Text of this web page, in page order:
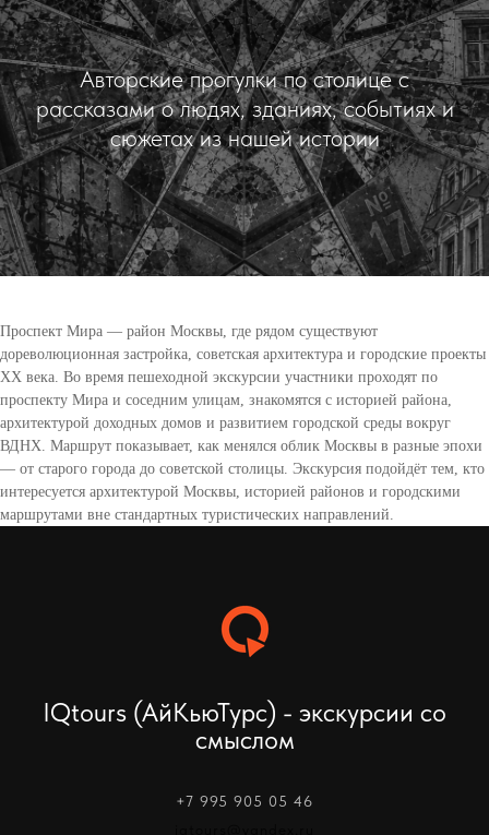
Авторские прогулки по столице с
рассказами о людях, зданиях, событиях и
сюжетах из нашей истории
Проспект Мира — район Москвы, где рядом существуют
дореволюционная застройка, советская архитектура и городские проекты
XX века. Во время пешеходной экскурсии участники проходят по
проспекту Мира и соседним улицам, знакомятся с историей района,
архитектурой доходных домов и развитием городской среды вокруг
ВДНХ. Маршрут показывает, как менялся облик Москвы в разные эпохи
— от старого города до советской столицы. Экскурсия подойдёт тем, кто
интересуется архитектурой Москвы, историей районов и городскими
маршрутами вне стандартных туристических направлений.
IQtours (АйКьюТурс) - экскурсии со
смыслом
+7 995 905 05 46